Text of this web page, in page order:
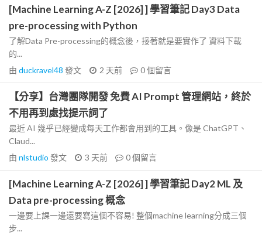
[Machine Learning A-Z [2026] ] 學習筆記 Day3 Data
pre-processing with Python
了解Data Pre-processing的概念後，接著就是要實作了 資料下載
的...
由 duckravel48 發文 2 天前 0個留言
【分享】台灣團隊開發 免費 AI Prompt 管理網站，終於
不用再到處找提示詞了
最近 AI 幾乎已經變成每天工作都會用到的工具。像是 ChatGPT、
Claud...
由 nlstudio 發文 3 天前 0個留言
[Machine Learning A-Z [2026] ] 學習筆記 Day2 ML 及
Data pre-processing 概念
一邊要上課一邊還要寫這個不容易! 整個machine learning分成三個
步...